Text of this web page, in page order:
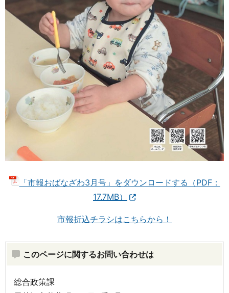
「市報おばなざわ3月号」をダウンロードする（PDF：
17.7MB）
市報折込チラシはこちらから！
このページに関するお問い合わせは
総合政策課